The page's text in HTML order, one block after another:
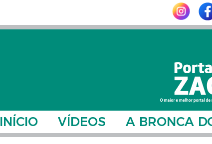
INÍCIO VÍDEOS A BRONCA